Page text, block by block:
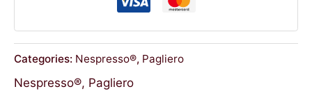
Categories: Nespresso®, Pagliero
Nespresso®, Pagliero